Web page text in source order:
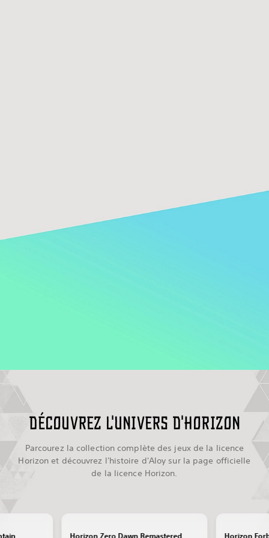
DÉCOUVREZ L'UNIVERS D'HORIZON
Parcourez la collection complète des jeux de la licence
Horizon et découvrez l'histoire d'Aloy sur la page officielle
de la licence Horizon.
Horizon Zero Dawn Remastered Horizon